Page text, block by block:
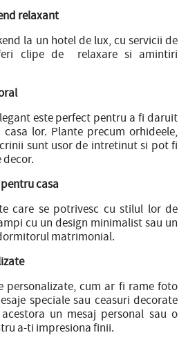
relaxant
la un hotel de lux, cu servicii de
clipe de relaxare si amintiri
este perfect pentru a fi daruit
lor. Plante precum orhideele,
sunt usor de intretinut si pot fi
casa
care se potrivesc cu stilul lor de
cu un design minimalist sau un
matrimonial.
personalizate, cum ar fi rame foto
speciale sau ceasuri decorate
acestora un mesaj personal sau o
a-ti impresiona finii.